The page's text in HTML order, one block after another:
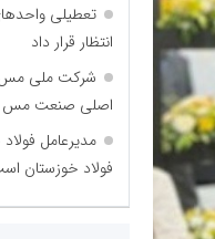
تعطیلی
انتظار قرار داد
اصلی صنعت مس
مدیرعامل
فولاد خوزستان